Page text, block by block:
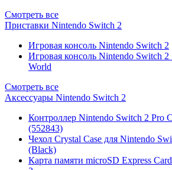
Смотреть все
Приставки Nintendo Switch 2
Игровая консоль Nintendo Switch 2
Игровая консоль Nintendo Switch
World
Смотреть все
Аксессуары Nintendo Switch 2
Контроллер Nintendo Switch 2 Pro
(552843)
Чехол Сrystal Сase для Nintendo
(Black)
Карта памяти microSD Express